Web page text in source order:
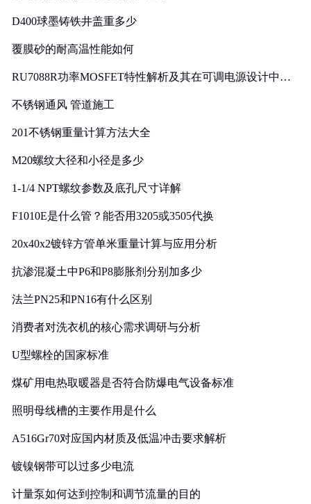
D400球墨铸铁井盖重多少
覆膜砂的耐高温性能如何
RU7088R功率MOSFET特性解析及其在可调电源设计中的
不锈钢通风 管道施工
201不锈钢重量计算方法大全
M20螺纹大径和小径是多少
1-1/4 NPT螺纹参数及底孔尺寸详解
F1010E是什么管？能否用3205或3505代换
20x40x2镀锌方管单米重量计算与应用分析
抗渗混凝土中P6和P8膨胀剂分别加多少
法兰PN25和PN16有什么区别
消费者对洗衣机的核心需求调研与分析
U型螺栓的国家标准
煤矿用电热取暖器是否符合防爆电气设备标准
照明母线槽的主要作用是什么
A516Gr70对应国内材质及低温冲击要求解析
镀镍钢带可以过多少电流
计量泵如何达到控制和调节流量的目的